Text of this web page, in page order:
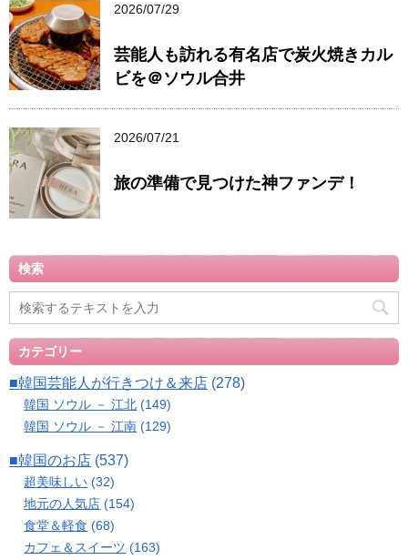
2026/07/29
芸能人も訪れる有名店で炭火焼きカル
ビを＠ソウル合井
2026/07/21
旅の準備で見つけた神ファンデ！
検索
カテゴリー
■韓国芸能人が行きつけ＆来店 (278)
韓国 ソウル － 江北 (149)
韓国 ソウル － 江南 (129)
■韓国のお店 (537)
超美味しい (32)
地元の人気店 (154)
食堂＆軽食 (68)
カフェ＆スイーツ (163)